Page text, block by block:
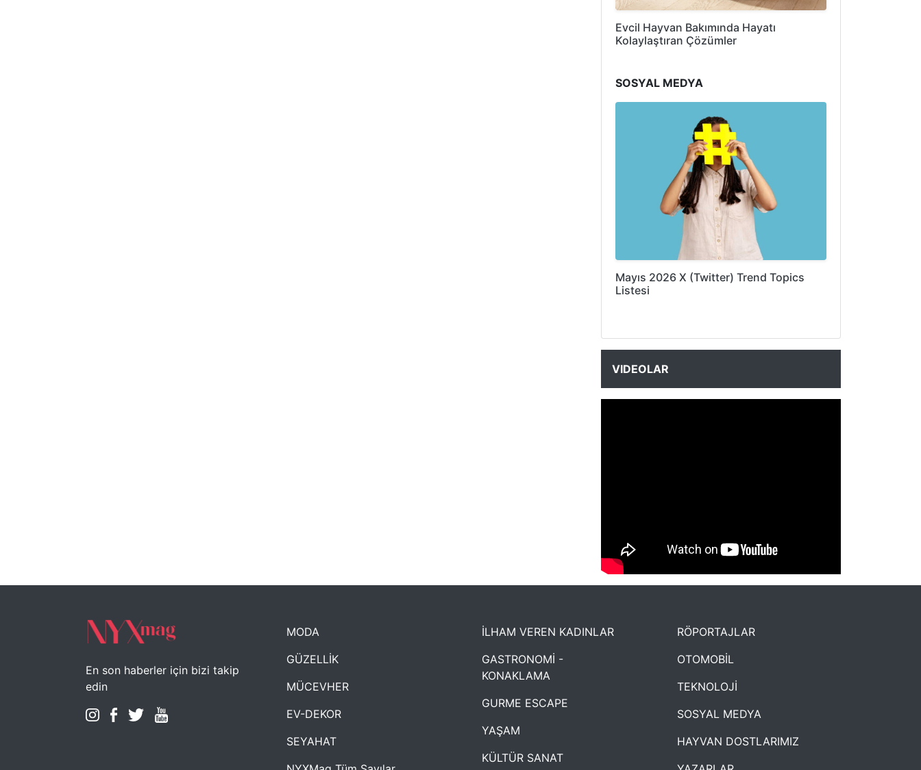
Evcil Hayvan Bakımında Hayatı
Kolaylaştıran Çözümler
SOSYAL MEDYA
Mayıs 2026 X (Twitter) Trend Topics
Listesi
VIDEOLAR
NYXmag 2. Yaş Kutlama Etkinliği
En son haberler için bizi takip
edin
MODA
GÜZELLİK
MÜCEVHER
EV-DEKOR
SEYAHAT
İLHAM VEREN KADINLAR
GASTRONOMİ -
KONAKLAMA
GURME ESCAPE
YAŞAM
KÜLTÜR SANAT
RÖPORTAJLAR
OTOMOBİL
TEKNOLOJİ
SOSYAL MEDYA
HAYVAN DOSTLARIMIZ